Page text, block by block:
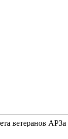
ветеранов